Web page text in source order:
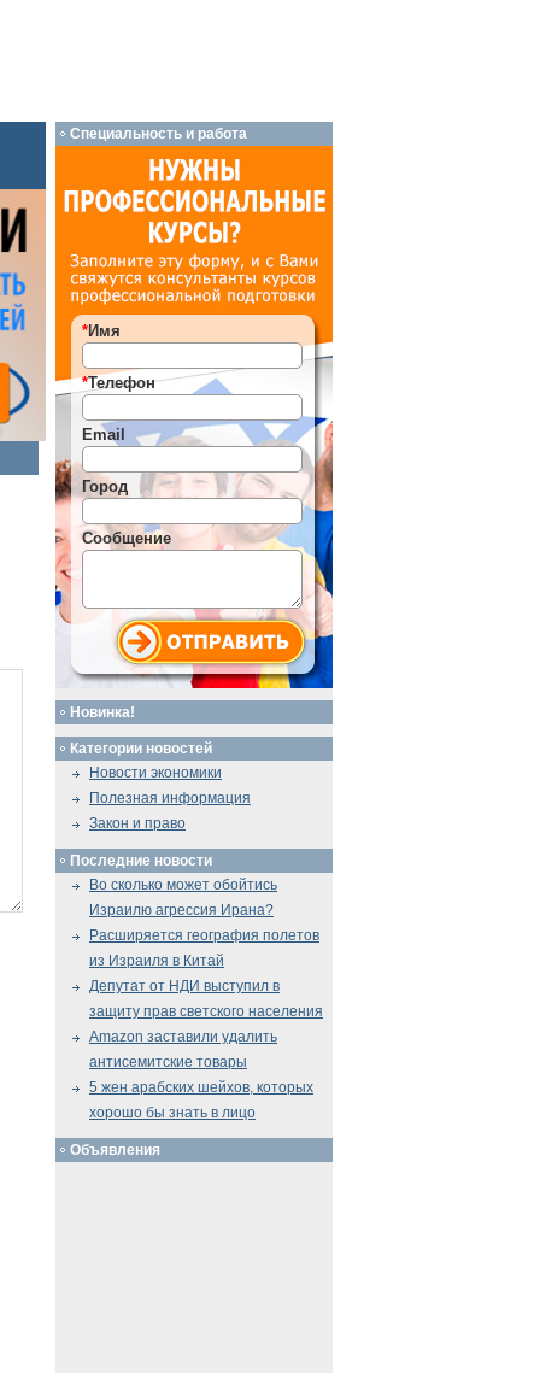
Специальность и работа
*Имя
*Телефон
Email
Город
Сообщение
Новинка!
Категории новостей
Новости экономики
Полезная информация
Закон и право
Последние новости
Во сколько может обойтись
Израилю агрессия Ирана?
Расширяется география полетов
из Израиля в Китай
Депутат от НДИ выступил в
защиту прав светского населения
Amazon заставили удалить
антисемитские товары
5 жен арабских шейхов, которых
хорошо бы знать в лицо
Объявления